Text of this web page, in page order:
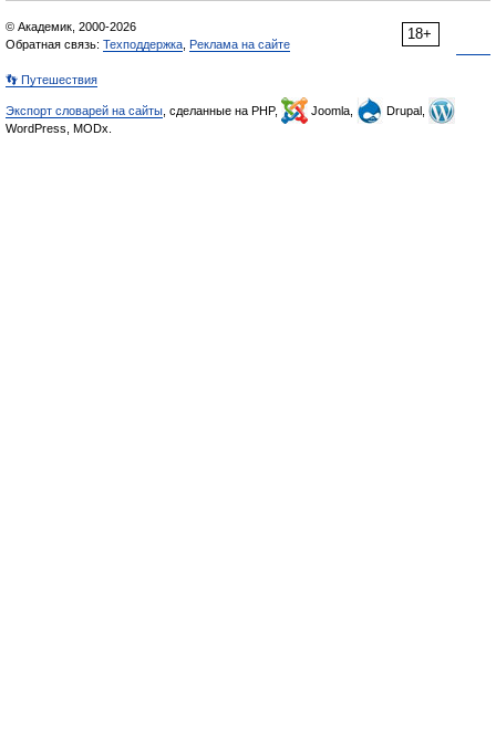
18+
© Академик, 2000-2026
Обратная связь: Техподдержка Реклама на сайте
👣 Путешествия
Экспорт словарей на сайты , сделанные на PHP, Joomla,
Drupal,
WordPress, MODx.